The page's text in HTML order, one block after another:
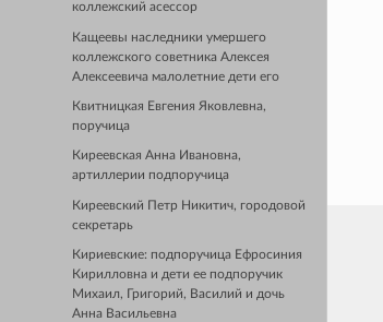
коллежский асессор
Кащеевы наследники умершего
коллежского советника Алексея
Алексеевича малолетние дети его
Квитницкая Евгения Яковлевна,
поручица
Киреевская Анна Ивановна,
артиллерии подпоручица
Киреевский Петр Никитич, городовой
секретарь
Кириевские: подпоручица Ефросиния
Кирилловна и дети ее подпоручик
Михаил, Григорий, Василий и дочь
Анна Васильевна